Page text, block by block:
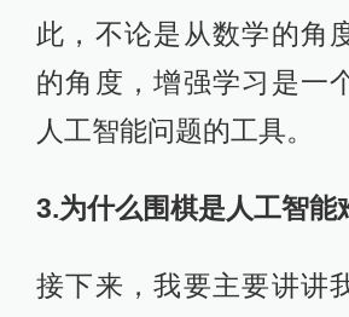
此，不论是从数学的角
的角度，增强学习是一
人工智能问题的工具。
3.为什么围棋是人工智能
接下来，我要主要讲讲